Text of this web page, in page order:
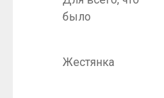
было
Жестянка